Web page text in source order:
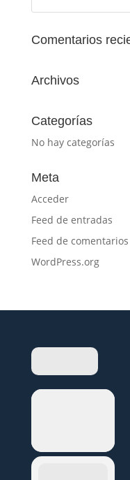
Comentarios
Archivos
Categorías
No hay categorías
Meta
Acceder
Feed de entradas
Feed de comentarios
WordPress.org